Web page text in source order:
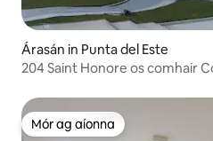
Árasán in Punta del Este
204 Saint Honore os comhair
Mór ag aíonna
Mór ag aíonna